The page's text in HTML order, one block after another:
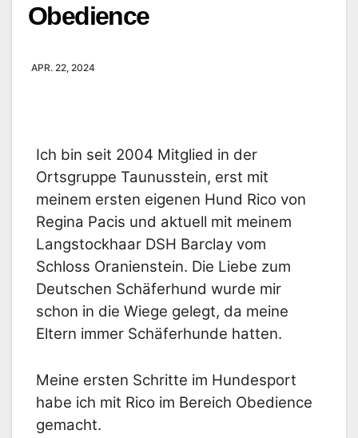
Obedience
APR. 22, 2024
Ich bin seit 2004 Mitglied in der
Ortsgruppe Taunusstein, erst mit
meinem ersten eigenen Hund Rico von
Regina Pacis und aktuell mit meinem
Langstockhaar DSH Barclay vom
Schloss Oranienstein. Die Liebe zum
Deutschen Schäferhund wurde mir
schon in die Wiege gelegt, da meine
Eltern immer Schäferhunde hatten.
Meine ersten Schritte im Hundesport
habe ich mit Rico im Bereich Obedience
gemacht.